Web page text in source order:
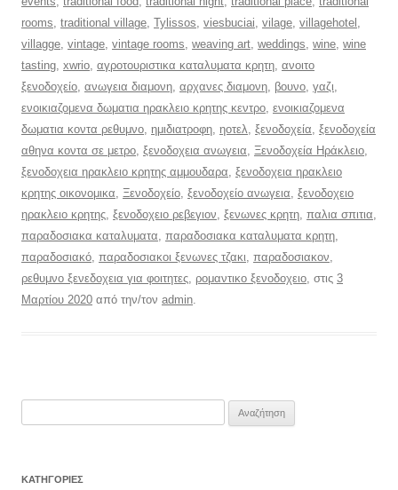
rooms, traditional village, Tylissos, viesbuciai, vilage, villagehotel ,
villagge, vintage, vintage rooms, weaving art, weddings, wine, wine
tasting, xwrio, αγροτουριστικα καταλυματα κρητη, ανοιτο
ξενοδοχείο, ανωγεια διαμονη, αρχανες διαμονη, βουνο, γαζι,
ενοικιαζομενα δωματια ηρακλειο κρητης κεντρο, ενοικιαζομενα
δωματια κοντα ρεθυμνο, ημιδιατροφη, ηοτελ, ξενοδοχεία, ξενοδοχεία
αθηνα κοντα σε μετρο, ξενοδοχεια ανωγεια, Ξενοδοχεία Ηράκλειο,
ξενοδοχεια ηρακλειο κρητης αμμουδαρα, ξενοδοχεια ηρακλειο
κρητης οικονομικα, Ξενοδοχείο, ξενοδοχείο ανωγεια, ξενοδοχειο
ηρακλειο κρητης, ξενοδοχειο ρεβεγιον, ξενωνες κρητη, παλια σπιτια,
παραδοσιακα καταλυματα, παραδοσιακα καταλυματα κρητη,
παραδοσιακό, παραδοσιακοι ξενωνες τζακι, παραδοσιακον,
ρεθυμνο ξενεδοχεια για φοιτητες, ρομαντικο ξενοδοχειο, στις 3
Μαρτίου 2020 από την/τον admin.
KΑΤΗΓΟΡΊΕΣ